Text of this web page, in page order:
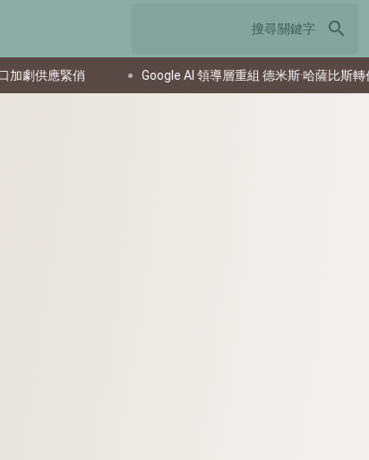
search
Google AI 領導層重組 德米斯·哈薩比斯轉任主席牽動策略